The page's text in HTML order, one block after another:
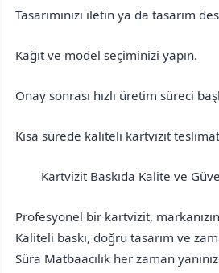
Tasarımınızı iletin ya da tasarım
Kağıt ve model seçiminizi yapın.
Onay sonrası hızlı üretim süreci
Kısa sürede kaliteli kartvizit
Kartvizit Baskıda Kalite ve
Profesyonel bir kartvizit,
Kaliteli baskı, doğru tasarım ve
Süra Matbaacılık her zaman